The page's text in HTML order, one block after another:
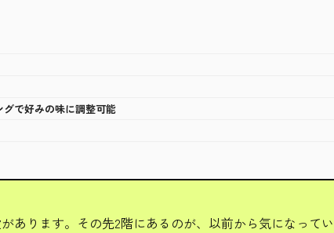
で好みの味に調整可能
あります。その先2階にあるのが、以前から気になって